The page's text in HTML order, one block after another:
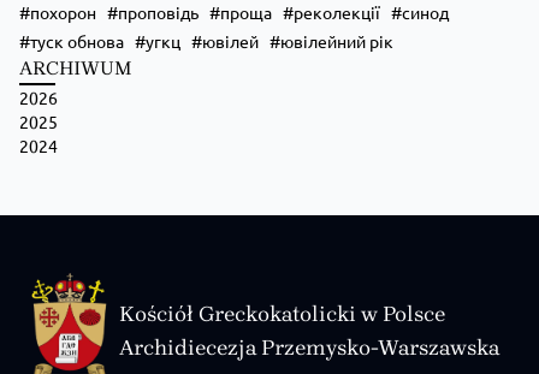
похорон
проповідь проща реколекції
синод
туск обнова
угкц ювілей ювілейний рік
ARCHIWUM
2026
2025
2024
Kościół Greckokatolicki w Polsce
Archidiecezja Przemysko-Warszawska